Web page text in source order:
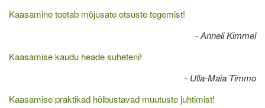
Kaasamine toetab mõjusate otsuste tegemist!
-Anneli Kimmel
Kaasamise kaudu heade suheteni!
- Ulla-Maia Timmo
Kaasamise praktikad hõlbustavad muutuste juhtimist!